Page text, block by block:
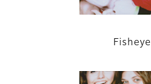
Fisheye